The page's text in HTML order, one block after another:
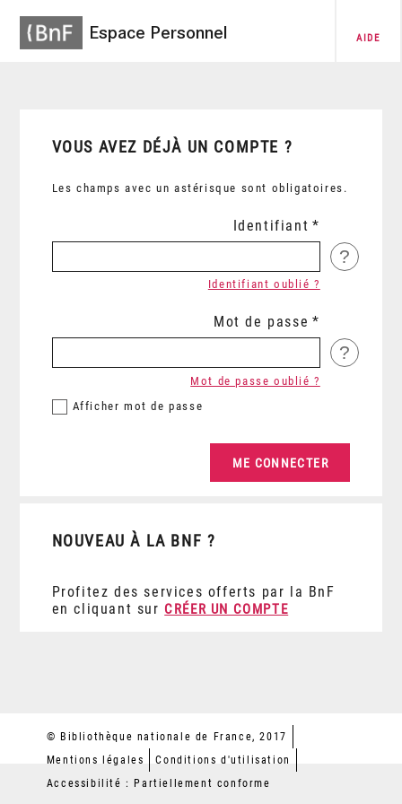
Espace Personnel AIDE
VOUS AVEZ DÉJÀ UN COMPTE ?
Les champs avec un astérisque sont obligatoires.
Identifiant
?
Identifiant oublié ?
Mot de passe
?
Afficher mot de passe
Mot de passe oublié ?
NOUVEAU À LA BNF ?
Profitez des services offerts par la BnF
en cliquant sur CRÉER UN COMPTE
© Bibliothèque nationale de France, 2017
Mentions légales
Conditions d'utilisation
Accessibilité : Partiellement conforme